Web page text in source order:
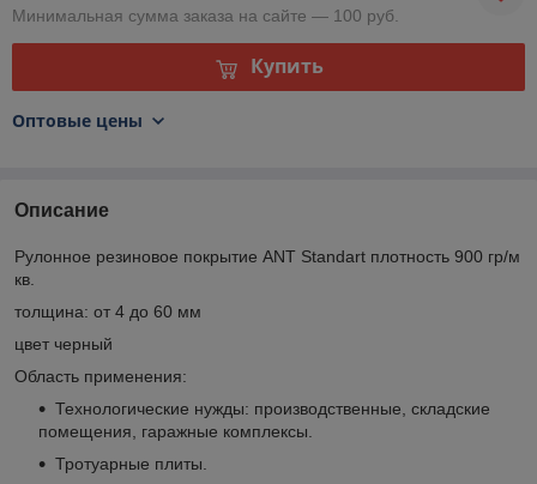
Минимальная сумма заказа на сайте — 100 руб.
Купить
Оптовые цены
Описание
Рулонное резиновое покрытие ANT Standart плотность 900 гр/м
кв.
толщина: от 4 до 60 мм
цвет черный
Область применения:
Технологические нужды: производственные, складские
помещения, гаражные комплексы.
Тротуарные плиты.